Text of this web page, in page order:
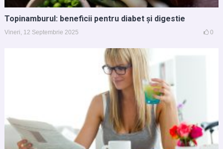
Topinamburul: beneficii pentru diabet și digestie
Vineri, 12 Septembrie 2025 0